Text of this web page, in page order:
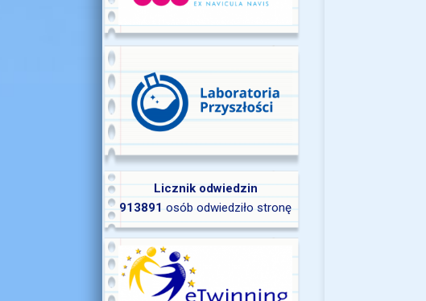
Licznik odwiedzin
913891 osób odwiedziło stronę